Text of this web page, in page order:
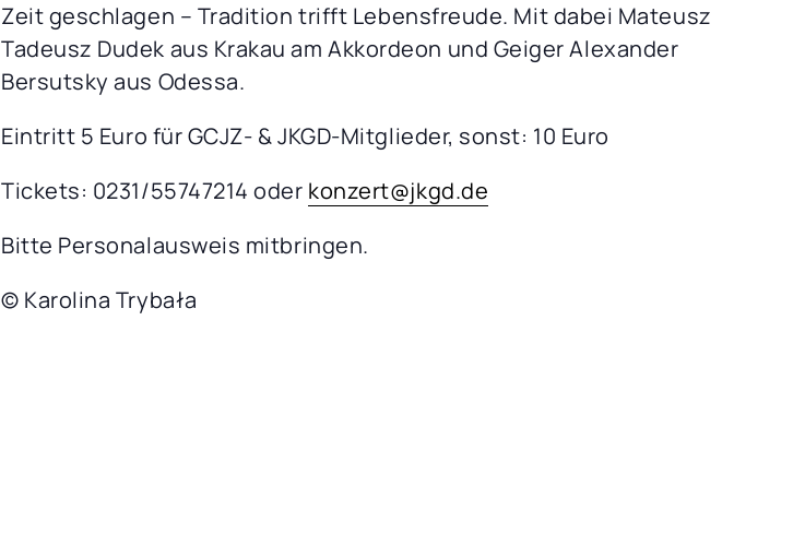
Zeit geschlagen – Tradition trifft Lebensfreude. Mit dabei Mateusz
Tadeusz Dudek aus Krakau am Akkordeon und Geiger Alexander
Bersutsky aus Odessa.
Eintritt 5 Euro für GCJZ- & JKGD-Mitglieder, sonst: 10 Euro
Tickets: 0231/55747214 oder konzert@jkgd.de
Bitte Personalausweis mitbringen.
© Karolina Trybała